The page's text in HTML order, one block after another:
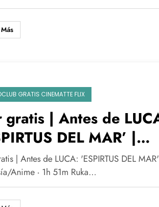
GRATIS CINEMATTE FLIX
gratis | Antes de
DEL MAR’ |
Anime ‧ 1h 51m
| Antes de LUCA: 'ESPIRTUS DEL
Anime ‧ 1h 51m Ruka…